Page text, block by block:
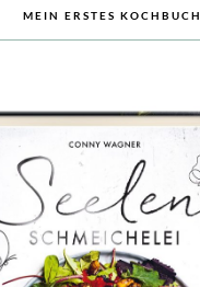
MEIN ERSTES KOCHBUCH